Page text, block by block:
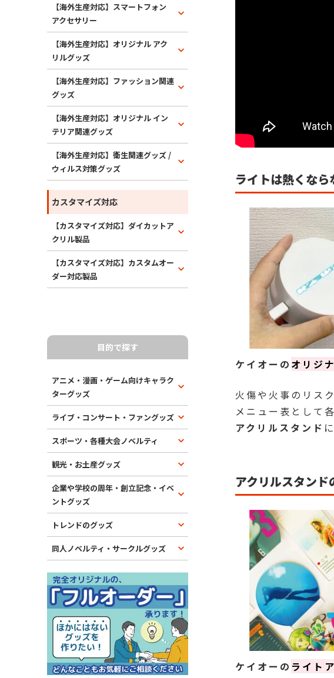
【海外生産対応】スマートフォン
アクセサリー
【海外生産対応】オリジナル アク
リルグッズ
【海外生産対応】ファッション関連
グッズ
【海外生産対応】オリジナル イン
テリア関連グッズ
【海外生産対応】衛生関連グッズ /
ウィルス対策グッズ
カスタマイズ対応
【カスタマイズ対応】ダイカットア
クリル製品
【カスタマイズ対応】カスタムオー
ダー対応製品
目的で探す
アニメ・漫画・ゲーム向けキャラク
ターグッズ
ライブ・コンサート・ファングッズ
スポーツ・各種大会ノベルティ
観光・お土産グッズ
企業や学校の周年・創立記念・イベ
ントグッズ
トレンドのグッズ
同人ノベルティ・サークルグッズ
ライトは熱くな
ケイオーの オリジ
火傷や火事のリス
メニュー表として
アクリルスタンド
アクリルスタン
ケイオーの ライト